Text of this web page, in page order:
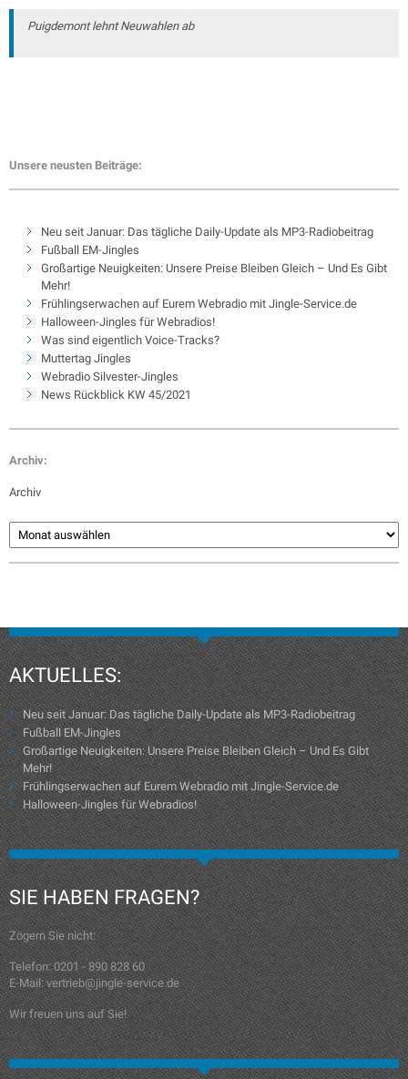
Puigdemont lehnt Neuwahlen ab
Unsere neusten Beiträge:
Neu seit Januar: Das tägliche Daily-Update als MP3-Radiobeitrag
Fußball EM-Jingles
Großartige Neuigkeiten: Unsere Preise Bleiben Gleich – Und Es Gibt
Mehr!
Frühlingserwachen auf Eurem Webradio mit Jingle-Service.de
Halloween-Jingles für Webradios!
Was sind eigentlich Voice-Tracks?
Muttertag Jingles
Webradio Silvester-Jingles
News Rückblick KW 45/2021
Archiv:
Archiv
AKTUELLES:
Neu seit Januar: Das tägliche Daily-Update als MP3-Radiobeitrag
Fußball EM-Jingles
Großartige Neuigkeiten: Unsere Preise Bleiben Gleich – Und Es Gibt
Mehr!
Frühlingserwachen auf Eurem Webradio mit Jingle-Service.de
Halloween-Jingles für Webradios!
SIE HABEN FRAGEN?
Zögern Sie nicht:
Telefon: 0201 - 890 828 60
E-Mail: vertrieb@jingle-service.de
Wir freuen uns auf Sie!